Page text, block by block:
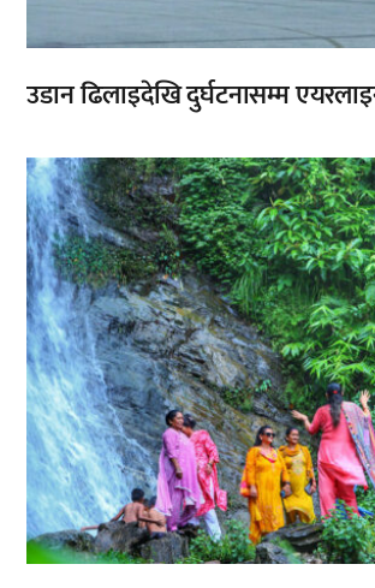
उडान ढिलाइदेखि दुर्घटनासम्म
,